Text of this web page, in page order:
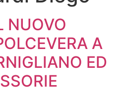
NUOVO
A
ED